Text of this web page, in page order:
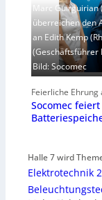
Marc Guirguirian
überreichen den
an Edith Kemp
(Geschäftsführer
Bild: Socomec
Feierliche Ehrung
Socomec
Halle 7 wird
Elektrotechnik